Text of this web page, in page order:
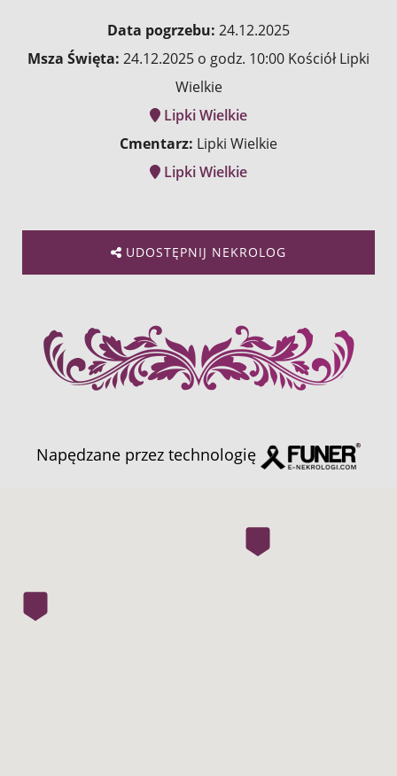
Data pogrzebu: 24.12.2025
Msza Święta: 24.12.2025 o godz. 10:00 Kościół Lipki
Wielkie
Lipki Wielkie
Cmentarz: Lipki Wielkie
Lipki Wielkie
UDOSTĘPNIJ NEKROLOG
Napędzane przez technologię